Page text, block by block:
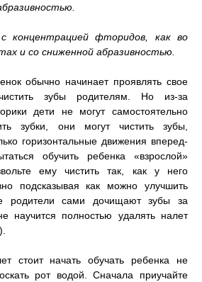
с концентрацией фторидов, как во
и со сниженной абразивностью.
обычно начинает проявлять свое
зубы родителям. Но из-за
дети не могут самостоятельно
зубки, они могут чистить зубы,
горизонтальные движения вперед-
обучить ребенка «взрослой»
ему чистить так, как у него
подсказывая как можно улучшить
родители сами дочищают зубы за
научится полностью удалять налет
стоит начать обучать ребенка не
рот водой. Сначала приучайте